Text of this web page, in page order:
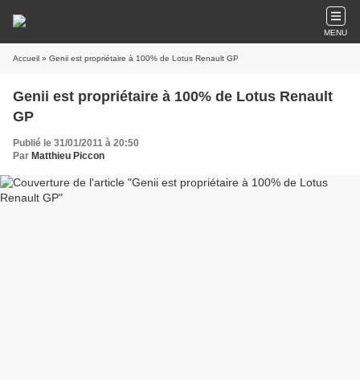
MENU
Accueil » Genii est propriétaire à 100% de Lotus Renault GP
Genii est propriétaire à 100% de Lotus Renault
GP
Publié le 31/01/2011 à 20:50
Par Matthieu Piccon